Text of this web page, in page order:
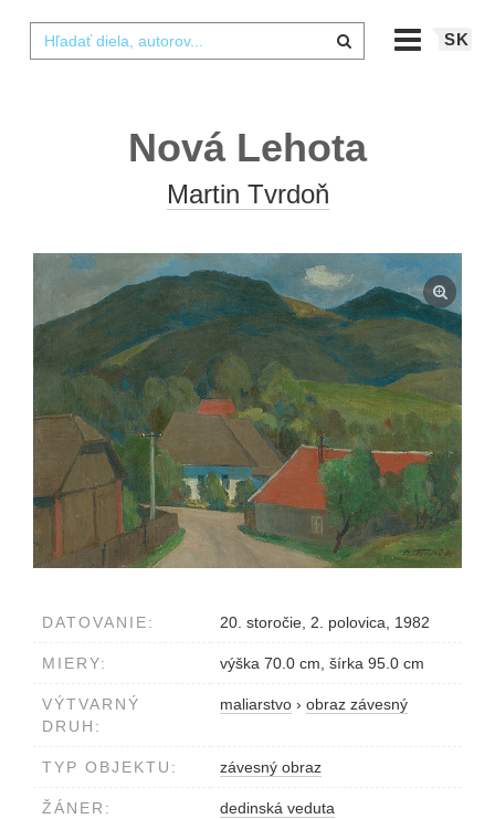
SK
Nová Lehota
Martin Tvrdoň
DATOVANIE: 20. storočie, 2. polovica, 1982
MIERY: výška 70.0 cm, šírka 95.0 cm
VÝTVARNÝ
DRUH:
maliarstvo › obraz závesný
TYP OBJEKTU: závesný obraz
ŽÁNER: dedinská veduta